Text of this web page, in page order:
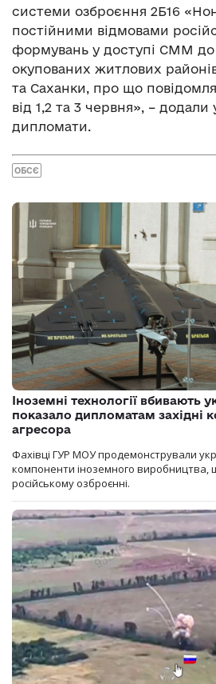
системи озброєння 2Б16
постійними відмовами
формувань у доступі СММ до
окупованих житлових районів
та Саханки, про що
від 1,2 та 3 червня», – додали
дипломати.
ОБСЄ
Іноземні технології вбивають
показало дипломатам західні
агресора
Фахівці ГУР МОУ продемонстрували
компоненти іноземного виробництва,
російському озброєнні.